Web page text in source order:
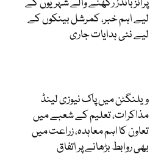
پرائز بانڈز رکھنے والے شہریوں کے
لیے اہم خبر، کمرشل بینکوں کے
لیے نئی ہدایات جاری
ویلنگٹن میں پاک نیوزی لینڈ
مذاکرات، تعلیم کے شعبے میں
تعاون کا اہم معاہدہ، زراعت میں
بھی روابط بڑھانے پر اتفاق